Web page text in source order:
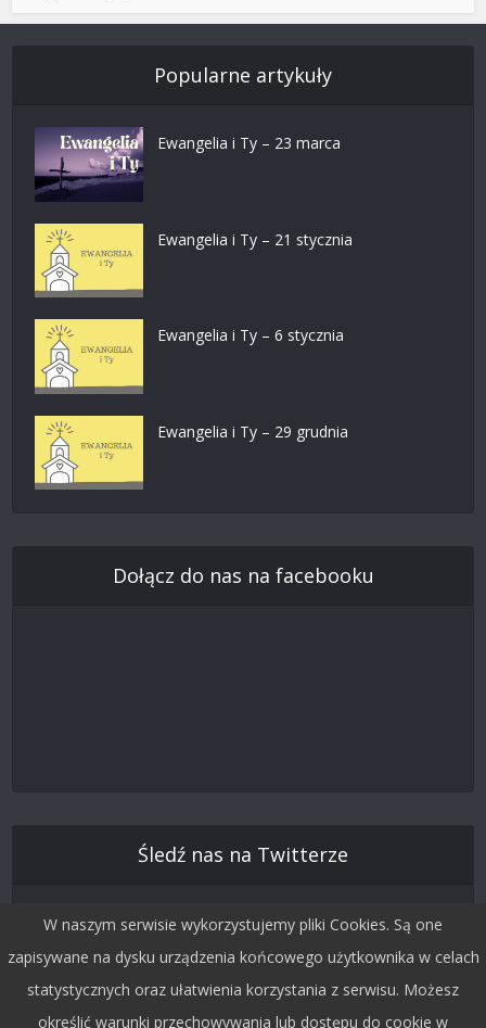
Popularne artykuły
Ewangelia i Ty – 23 marca
Ewangelia i Ty – 21 stycznia
Ewangelia i Ty – 6 stycznia
Ewangelia i Ty – 29 grudnia
Dołącz do nas na facebooku
Śledź nas na Twitterze
W naszym serwisie wykorzystujemy pliki Cookies. Są one
zapisywane na dysku urządzenia końcowego użytkownika w celach
statystycznych oraz ułatwienia korzystania z serwisu. Możesz
określić warunki przechowywania lub dostępu do cookie w